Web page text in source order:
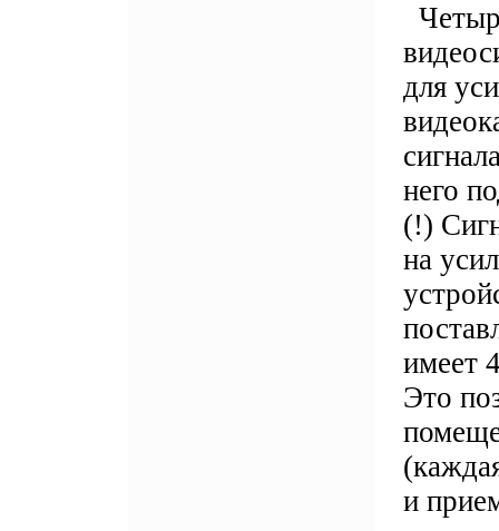
для
него
(!)
на
имеет
Это
и